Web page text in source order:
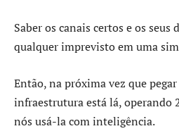
Saber os canais certos e os
qualquer imprevisto em uma
Então, na próxima vez que
infraestrutura está lá, operando
nós usá-la com inteligência.